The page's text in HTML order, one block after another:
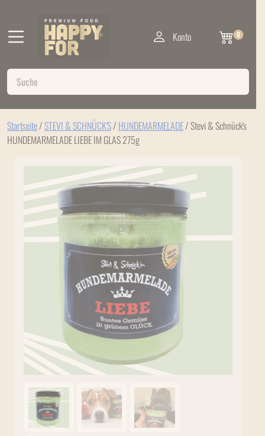
Konto 0
Startseite/STEVI & SCHNÜCK'S/ HUNDEMARMELADE/ Stevi & Schnück's
HUNDEMARMELADE ​LIEBE IM GLAS 275g